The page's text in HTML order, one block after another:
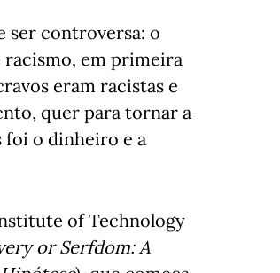
ser controversa: o
racismo, em primeira
eram racistas e
quer para tornar a
foi o dinheiro e a
of Technology
or Serfdom: A